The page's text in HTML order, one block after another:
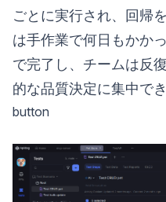
ごとに実行され、回帰
は手作業で何日もかか
で完了し、チームは反
的な品質決定に集中で
button